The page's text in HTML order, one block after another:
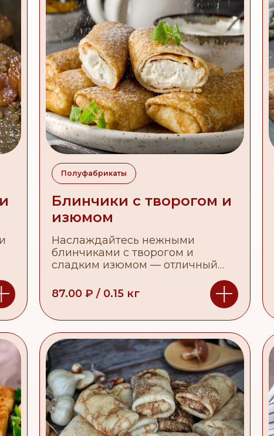
Полуфабрикаты
Блинчики с творогом и
изюмом
Наслаждайтесь нежными
блинчиками с творогом и
сладким изюмом — отличный
или завтрака.
87.00 ₽ / 0.15 кг